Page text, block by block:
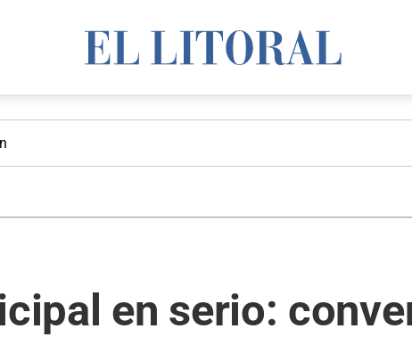
en serio: